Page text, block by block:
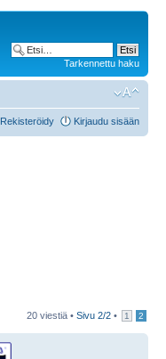
Tarkennettu haku
Rekisteröidy Kirjaudu sisään
20 viestiä • Sivu 2/2 • 1 2